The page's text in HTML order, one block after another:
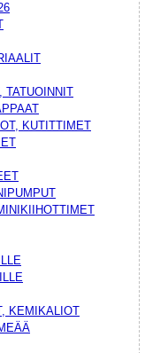
TATUOINNIT
KUTITTIMET
KEMIKALIOT